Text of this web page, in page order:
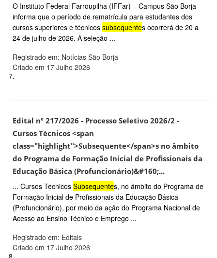
O Instituto Federal Farroupilha (IFFar) – Campus São Borja
informa que o período de rematrícula para estudantes dos
cursos superiores e técnicos subsequentes ocorrerá de 20 a
24 de julho de 2026. A seleção ...
Registrado em: Notícias São Borja
Criado em 17 Julho 2026
7.
Edital nº 217/2026 - Processo Seletivo 2026/2 -
Cursos Técnicos <span
class="highlight">Subsequente</span>s no âmbito
do Programa de Formação Inicial de Profissionais da
Educação Básica (Profuncionário)&#160;...
... Cursos Técnicos Subsequentes, no âmbito do Programa de
Formação Inicial de Profissionais da Educação Básica
(Profuncionário), por meio da ação do Programa Nacional de
Acesso ao Ensino Técnico e Emprego ...
Registrado em: Editais
Criado em 17 Julho 2026